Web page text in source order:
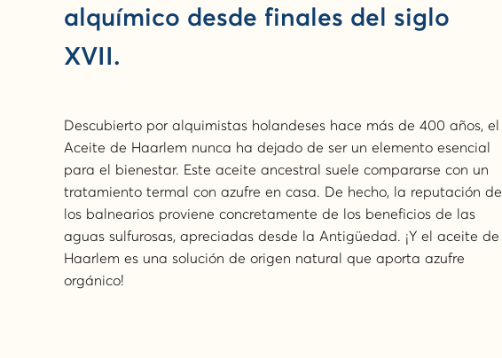
alquímico desde finales del siglo
XVII.
Descubierto por alquimistas holandeses hace más de 400 años, el
Aceite de Haarlem nunca ha dejado de ser un elemento esencial
para el bienestar. Este aceite ancestral suele compararse con un
tratamiento termal con azufre en casa. De hecho, la reputación de
los balnearios proviene concretamente de los beneficios de las
aguas sulfurosas, apreciadas desde la Antigüedad. ¡Y el aceite de
Haarlem es una solución de origen natural que aporta azufre
orgánico!